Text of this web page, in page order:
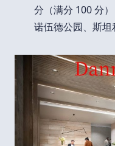
分（满分 100 分
诺伍德公园、斯